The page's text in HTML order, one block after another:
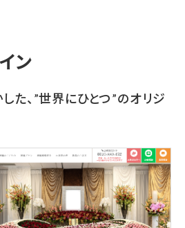
ン
た、”世界にひとつ”のオリジ